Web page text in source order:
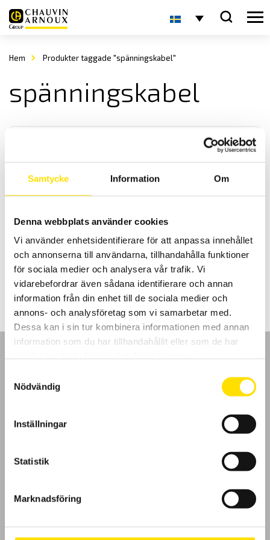
Samtycke Information Om
Denna webbplats använder cookies
Vi använder enhetsidentifierare för att anpassa innehållet
och annonserna till användarna, tillhandahålla funktioner
för sociala medier och analysera vår trafik. Vi
vidarebefordrar även sådana identifierare och annan
information från din enhet till de sociala medier och
annons- och analysföretag som vi samarbetar med.
Dessa kan i sin tur kombinera informationen med annan
information som du har tillhandahållit eller som de har
Nödvändig
Inställningar
Statistik
Marknadsföring
Hem Produkter taggade "spänningskabel"
spänningskabel
Tillbehör Qualistar och PEL
Tillbehör för Qualistar och PEL, kabelsatser för spänning samt
praktiska kabelupprullare.
205.00kr–1,780.00 krPrisintervall:
205.00 kr
till
1,780.00 kr
LÄS MER